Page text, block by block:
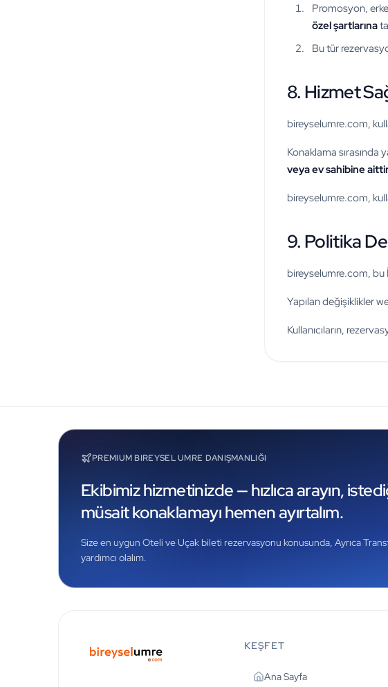
Promosyon,
özel şartlarına
Bu tür
8. Hizmet
bireyselumre.com,
Konaklama
veya ev sahibine
bireyselumre.com,
9. Politika
bireyselumre.com, bu
Yapılan değişiklikler
Kullanıcıların,
PREMIUM BIREYSEL UMRE DANIŞMANLIĞI
Ekibimiz hizmetinizde — hızlıca arayın,
müsait konaklamayı hemen ayırtalım.
Size en uygun Oteli ve Uçak bileti rezervasyonu konusunda, Ayrıca
yardımcı olalım.
KEŞFET
Ana Sayfa